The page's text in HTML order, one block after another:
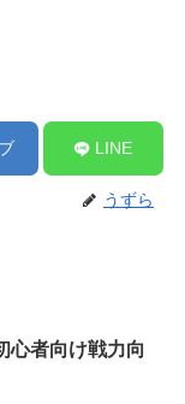
LINE
うずら
心者向け戦力向